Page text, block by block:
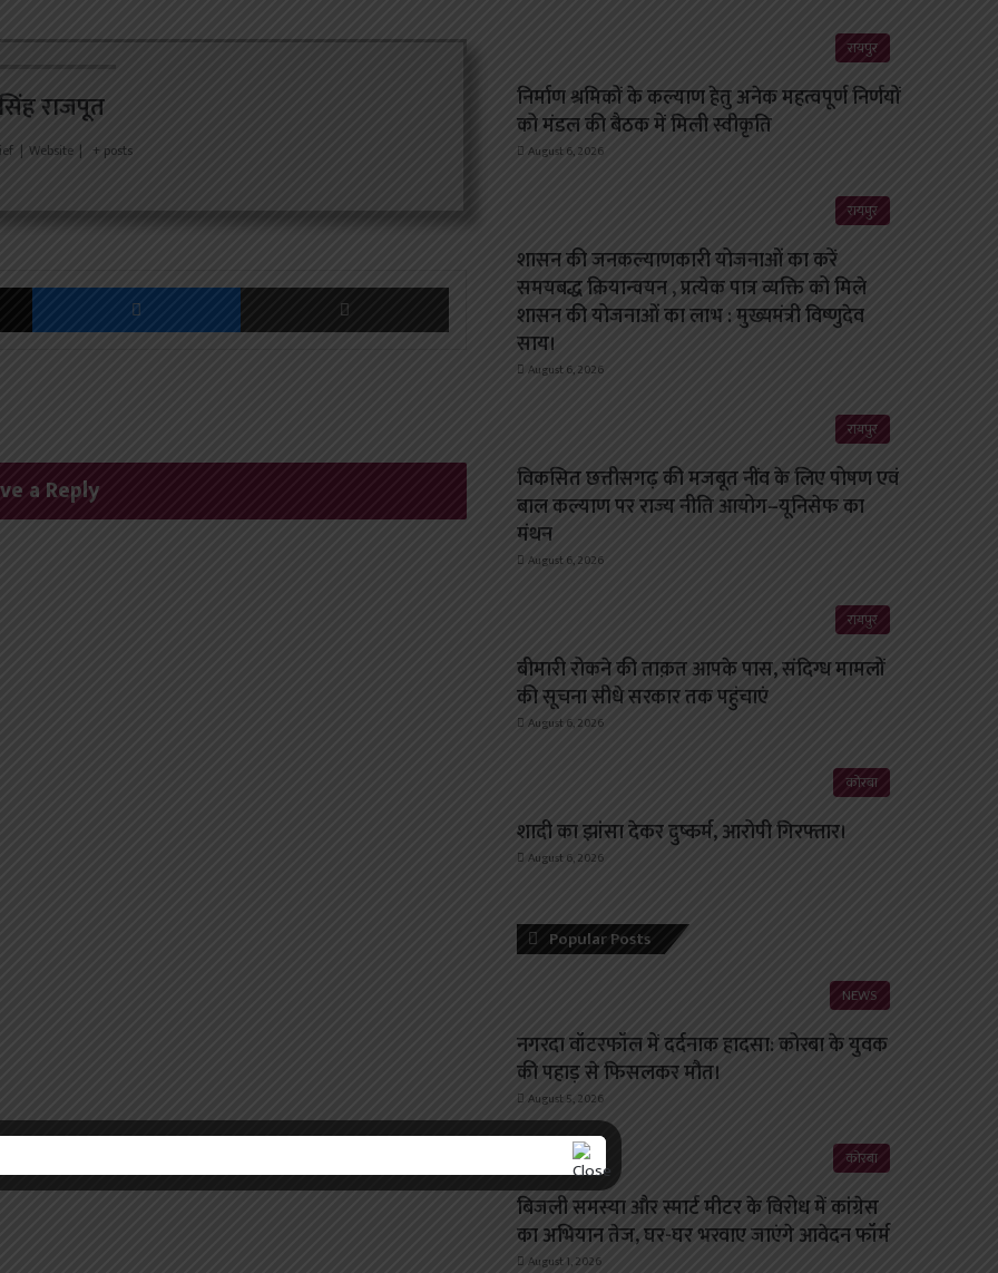
राजपूत
| Website | + posts
X Messenger Share via Email
a Reply
रायपुर
निर्माण श्रमिकों के कल्याण हेतु अनेक महत्वपूर्ण निर्णयों
को मंडल की बैठक में मिली स्वीकृति
August 6, 2026
रायपुर
शासन की जनकल्याणकारी योजनाओं का करें
समयबद्ध क्रियान्वयन , प्रत्येक पात्र व्यक्ति को मिले
शासन की योजनाओं का लाभ : मुख्यमंत्री विष्णुदेव
साय।
August 6, 2026
रायपुर
विकसित छत्तीसगढ़ की मजबूत नींव के लिए पोषण एवं
बाल कल्याण पर राज्य नीति आयोग–यूनिसेफ का
मंथन
August 6, 2026
रायपुर
बीमारी रोकने की ताक़त आपके पास, संदिग्ध मामलों
की सूचना सीधे सरकार तक पहुंचाएं
August 6, 2026
कोरबा
शादी का झांसा देकर दुष्कर्म, आरोपी गिरफ्तार।
August 6, 2026
Popular Posts
NEWS
नगरदा वॉटरफॉल में दर्दनाक हादसा: कोरबा के युवक
की पहाड़ से फिसलकर मौत।
August 5, 2026
कोरबा
बिजली समस्या और स्मार्ट मीटर के विरोध में कांग्रेस
का अभियान तेज, घर-घर भरवाए जाएंगे आवेदन फॉर्म
August 1, 2026